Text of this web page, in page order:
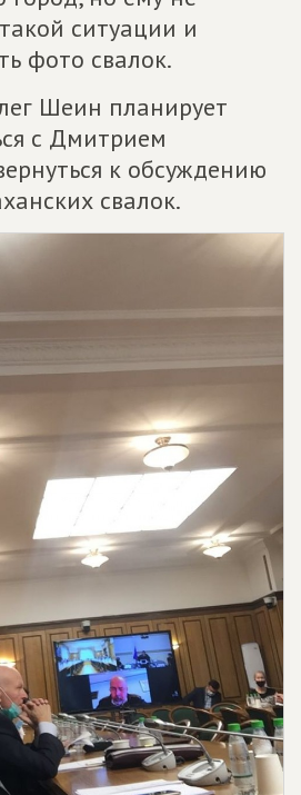
ситуации и
фото свалок.
Шеин планирует
с Дмитрием
к обсуждению
свалок.